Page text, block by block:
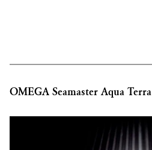
OMEGA Seamaster Aqua Terra